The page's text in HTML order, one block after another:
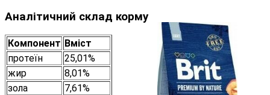
Аналітичний склад корму
Компонент Вміст
протеїн
25,01%
жир
8,01%
зола
7,61%